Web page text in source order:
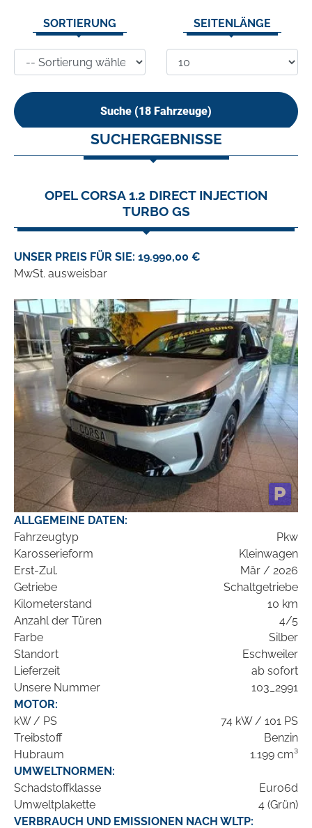
SORTIERUNG SEITENLÄNGE
Suche (18 Fahrzeuge)
SUCHERGEBNISSE
OPEL CORSA 1.2 DIRECT INJECTION
TURBO GS
UNSER PREIS FÜR SIE: 19.990,00 €
MwSt. ausweisbar
ALLGEMEINE DATEN:
Fahrzeugtyp
Pkw
Karosserieform
Kleinwagen
Erst-Zul.
Mär / 2026
Getriebe
Schaltgetriebe
Kilometerstand
10 km
Anzahl der Türen
4/5
Farbe
Silber
Standort
Eschweiler
Lieferzeit
ab sofort
Unsere Nummer
103_2991
MOTOR:
kW / PS
74 kW / 101 PS
Treibstoff
Benzin
Hubraum
1.199 cm³
UMWELTNORMEN:
Schadstoffklasse
Euro6d
Umweltplakette
4 (Grün)
VERBRAUCH UND EMISSIONEN NACH WLTP: